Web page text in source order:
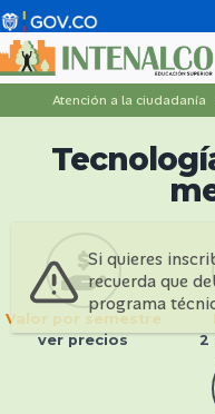
Saltar
al
contenido
Atención a la ciudadanía
Valor por semestre
ver precios
2
Si quieres
recuerda que
programa